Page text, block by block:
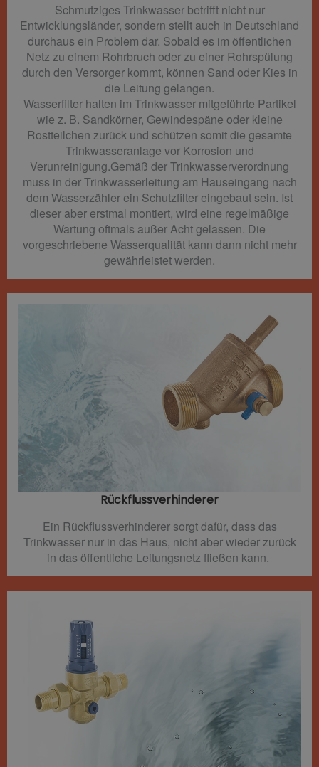
Schmutziges Trinkwasser betrifft nicht nur
Entwicklungsländer, sondern stellt auch in Deutschland
durchaus ein Problem dar. Sobald es im öffentlichen
Netz zu einem Rohrbruch oder zu einer Rohrspülung
durch den Versorger kommt, können Sand oder Kies in
die Leitung gelangen.
Wasserfilter halten im Trinkwasser mitgeführte Partikel
wie z. B. Sandkörner, Gewindespäne oder kleine
Rostteilchen zurück und schützen somit die gesamte
Trinkwasseranlage vor Korrosion und
Verunreinigung.Gemäß der Trinkwasserverordnung
muss in der Trinkwasserleitung am Hauseingang nach
dem Wasserzähler ein Schutzfilter eingebaut sein. Ist
dieser aber erstmal montiert, wird eine regelmäßige
Wartung oftmals außer Acht gelassen. Die
vorgeschriebene Wasserqualität kann dann nicht mehr
gewährleistet werden.
Rückflussverhinderer​
Ein Rückflussverhinderer sorgt dafür, dass das
Trinkwasser nur in das Haus, nicht aber wieder zurück
in das öffentliche Leitungsnetz fließen kann.